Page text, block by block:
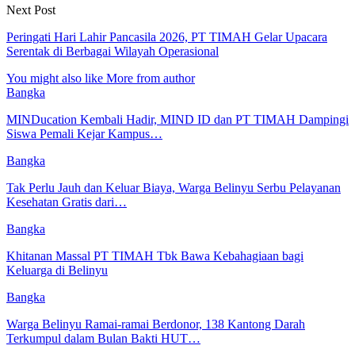
Next Post
Peringati Hari Lahir Pancasila 2026, PT TIMAH Gelar Upacara
Serentak di Berbagai Wilayah Operasional
You might also like More from author
Bangka
MINDucation Kembali Hadir, MIND ID dan PT TIMAH Dampingi
Siswa Pemali Kejar Kampus…
Bangka
Tak Perlu Jauh dan Keluar Biaya, Warga Belinyu Serbu Pelayanan
Kesehatan Gratis dari…
Bangka
Khitanan Massal PT TIMAH Tbk Bawa Kebahagiaan bagi
Keluarga di Belinyu
Bangka
Warga Belinyu Ramai-ramai Berdonor, 138 Kantong Darah
Terkumpul dalam Bulan Bakti HUT…